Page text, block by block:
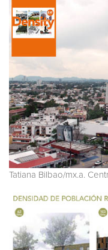
Tatiana Bilbao/mx.a.